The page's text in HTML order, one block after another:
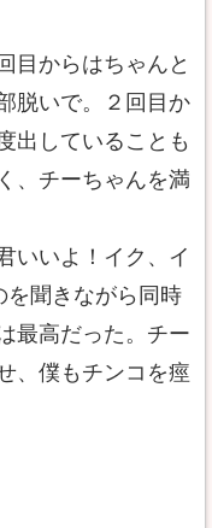
目からはちゃんと
脱いで。２回目か
出していることも
、チーちゃんを満
いいよ！イク、イ
を聞きながら同時
最高だった。チー
、僕もチンコを痙